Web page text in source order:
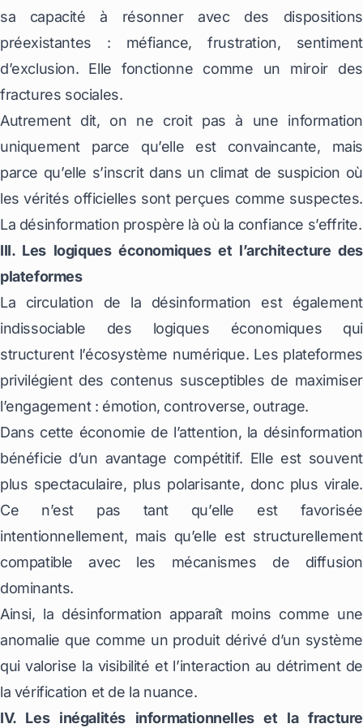
sa capacité à résonner avec des dispositions
préexistantes : méfiance, frustration, sentiment
d’exclusion. Elle fonctionne comme un miroir des
fractures sociales.
Autrement dit, on ne croit pas à une information
uniquement parce qu’elle est convaincante, mais
parce qu’elle s’inscrit dans un climat de suspicion où
les vérités officielles sont perçues comme suspectes.
La désinformation prospère là où la confiance s’effrite.
III. Les logiques économiques et l’architecture des
plateformes
La circulation de la désinformation est également
indissociable des logiques économiques qui
structurent l’écosystème numérique. Les plateformes
privilégient des contenus susceptibles de maximiser
l’engagement : émotion, controverse, outrage.
Dans cette économie de l’attention, la désinformation
bénéficie d’un avantage compétitif. Elle est souvent
plus spectaculaire, plus polarisante, donc plus virale.
Ce n’est pas tant qu’elle est favorisée
intentionnellement, mais qu’elle est structurellement
compatible avec les mécanismes de diffusion
dominants.
Ainsi, la désinformation apparaît moins comme une
anomalie que comme un produit dérivé d’un système
qui valorise la visibilité et l’interaction au détriment de
la vérification et de la nuance.
IV. Les inégalités informationnelles et la fracture